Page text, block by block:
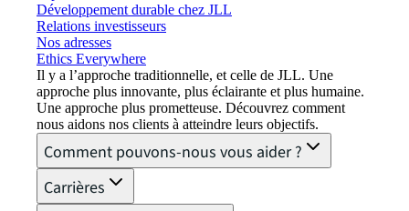
Développement durable chez JLL
Relations investisseurs
Nos adresses
Ethics Everywhere
Il y a l’approche traditionnelle, et celle de JLL. Une
approche plus innovante, plus éclairante et plus humaine.
Une approche plus prometteuse. Découvrez comment
nous aidons nos clients à atteindre leurs objectifs.
Comment pouvons-nous vous aider ?
Carrières